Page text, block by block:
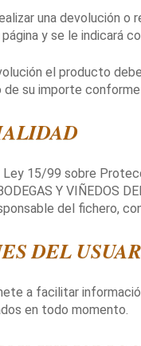
una devolución
y se le indicará
el producto
su importe
Ley 15/99 sobre
Y VIÑEDOS
del fichero,
DEL
a facilitar
en todo momento.